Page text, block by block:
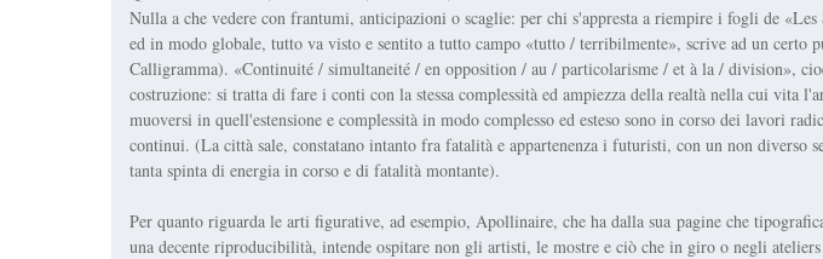
Nulla a che vedere con frantumi, anticipazioni o scaglie: per chi s'appresta a riempire i fogli de
ed in modo globale, tutto va visto e sentito a tutto campo «tutto / terribilmente», scrive ad un certo
Calligramma). «Continuité / simultaneité / en opposition / au / particolarisme / et à la / division»,
costruzione: si tratta di fare i conti con la stessa complessità ed ampiezza della realtà nella cui vita
muoversi in quell'estensione e complessità in modo complesso ed esteso sono in corso dei lavori
continui. (La città sale, constatano intanto fra fatalità e appartenenza i futuristi, con un non diverso
tanta spinta di energia in corso e di fatalità montante).
Per quanto riguarda le arti figurative, ad esempio, Apollinaire, che ha dalla sua pagine che
una decente riproducibilità, intende ospitare non gli artisti, le mostre e ciò che in giro o negli